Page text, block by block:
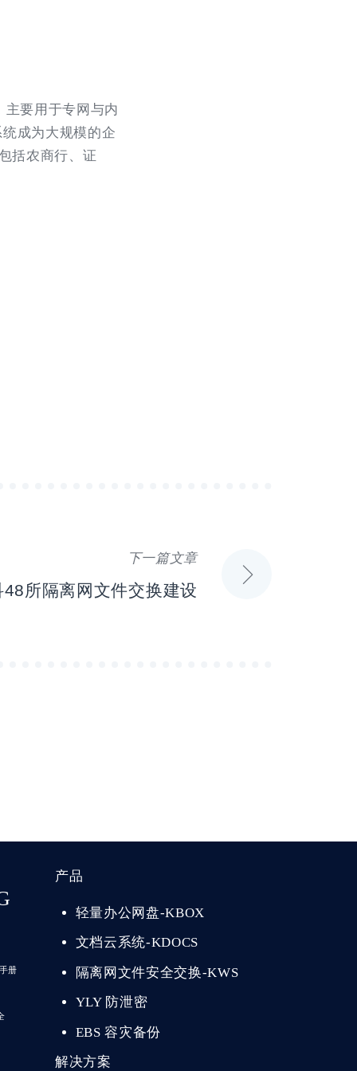
要用于专网与内
成为大规模的企
括农商行、证
下一篇文章
48所隔离网文件交换建设
册
产品
轻量办公网盘-KBOX
文档云系统-KDOCS
隔离网文件安全交换-KWS
YLY 防泄密
EBS 容灾备份
解决方案